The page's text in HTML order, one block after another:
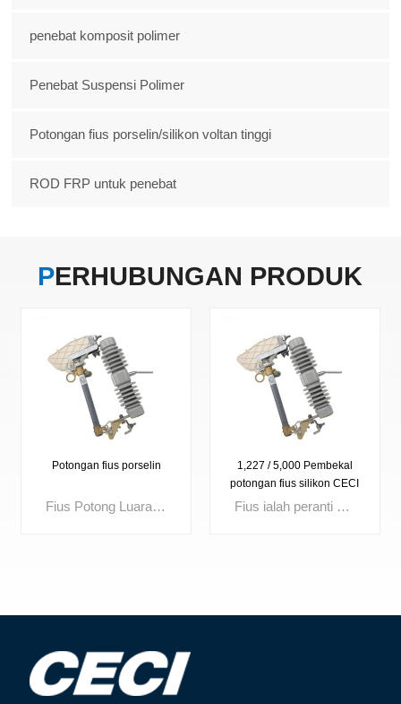
penebat komposit polimer
Penebat Suspensi Polimer
Potongan fius porselin/silikon voltan tinggi
ROD FRP untuk penebat
PERHUBUNGAN PRODUK
Potongan fius porselin
Fius Potong Luaran Voltan berkadar: 3kV, 10kV, 15kV, 24kV, 27kV, 33kV, 36kV Arus sehingga: 100A, 200A
LIHAT LEBIH
LANJUT
1,227 / 5,000 Pembekal
potongan fius silikon CECI
11kV fius yang sangat baik
Fius ialah peranti perlindungan arus lebih padat yang mencairkan elemen dalamannya apabila arus melebihi had yang ditetapkan, serta-merta mengganggu litar. Digunakan secara meluas dalam pengagihan kuasa, suis, transformer dan panel kawalan, fius berkualiti tinggi memastikan pengasingan kerosakan pantas, meningkatkan keselamatan litar dan meningkatkan kebolehpercayaan sistem.